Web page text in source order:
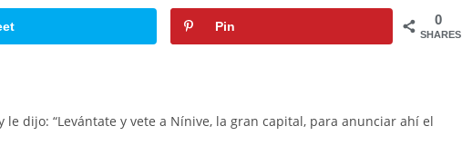
0
SHARES
Pin
le dijo: “Levántate y vete a Nínive, la gran capital, para anunciar ahí el